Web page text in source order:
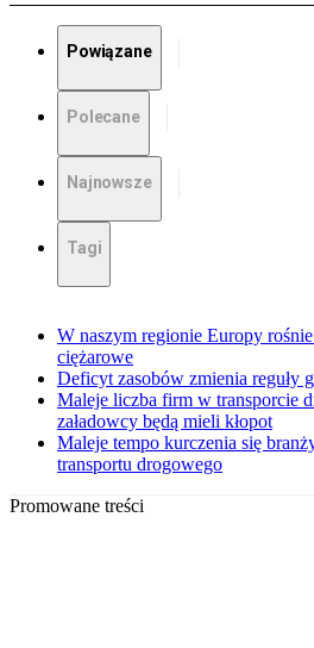
Powiązane
Polecane
Najnowsze
Tagi
W naszym regionie Europy
ciężarowe
Deficyt zasobów zmienia reguły
Maleje liczba firm w transporcie
załadowcy będą mieli kłopot
Maleje tempo kurczenia się
transportu drogowego
Promowane treści